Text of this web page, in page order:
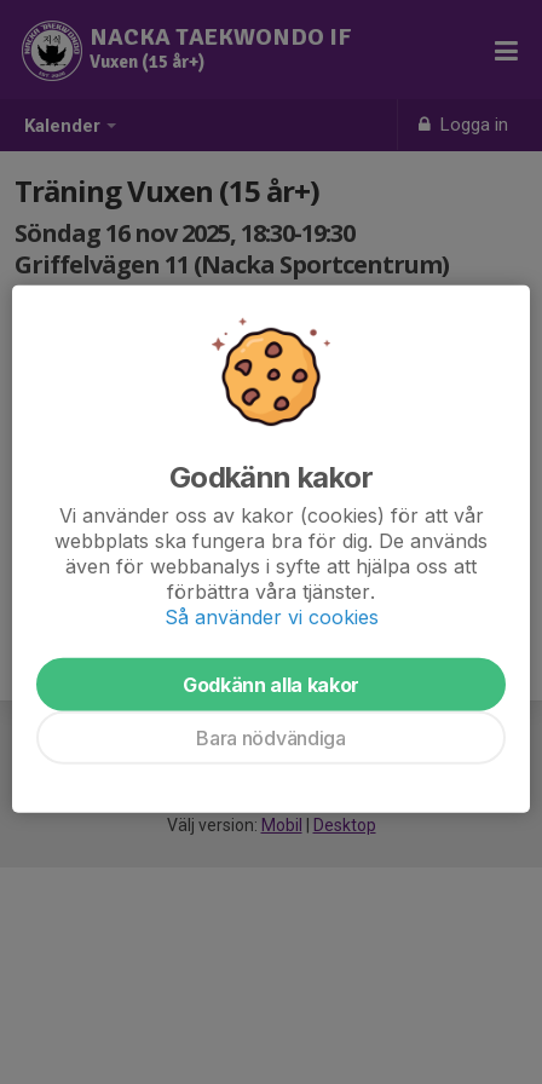
Kalender Logga in
NACKA TAEKWONDO IF
Vuxen (15 år+)
Träning Vuxen (15 år+)
Söndag 16 nov 2025, 18:30-19:30
Griffelvägen 11 (Nacka Sportcentrum)
Välj version: Mobil Desktop
Godkänn kakor
Vi använder oss av kakor (cookies) för att vår
webbplats ska fungera bra för dig. De används
även för webbanalys i syfte att hjälpa oss att
förbättra våra tjänster.
Så använder vi cookies
Godkänn alla kakor
Bara nödvändiga